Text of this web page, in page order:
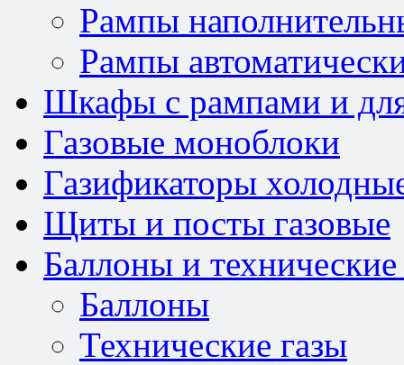
Рампы
Рампы
Шкафы с рампами и
Газовые моноблоки
Газификаторы
Щиты и посты газовые
Баллоны и технические
Баллоны
Технические газы